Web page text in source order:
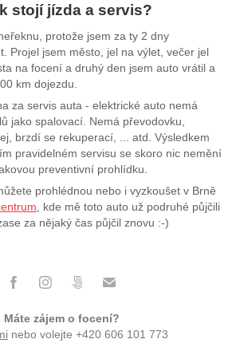
stojí jízda a servis?
protože jsem za ty 2 dny
Projel jsem město, jel na výlet, večer jel
na focení a druhý den jsem auto vrátil a
km dojezdu.
za servis auta - elektrické auto nemá
jako spalovací. Nemá převodovku,
brzdí se rekuperací, ... atd. Výsledkem
pravidelném servisu se skoro nic nemění
preventivní prohlídku.
prohlédnou nebo i vyzkoušet v Brně
, kde mě toto auto už podruhé půjčili
za nějaký čas půjčil znovu :-)
Máte zájem o focení?
nebo volejte +420 606 101 773